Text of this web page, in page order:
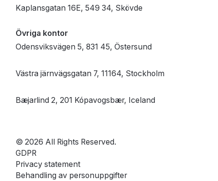
Kaplansgatan 16E, 549 34, Skövde
Övriga kontor
Odensviksvägen 5, 831 45, Östersund
Västra järnvägsgatan 7, 11164, Stockholm
Bæjarlind 2, 201 Kópavogsbær, Iceland
© 2026 All Rights Reserved.
GDPR
Privacy statement
Behandling av personuppgifter